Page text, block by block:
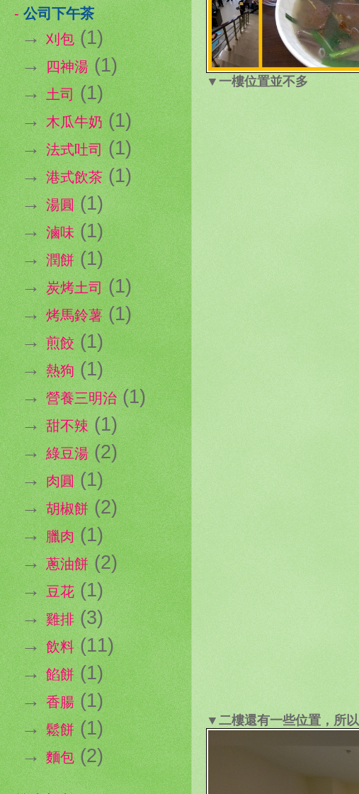
▼一樓位置並不多
▼二樓還有一些位置，所
-公司下午茶
→刈包(1)
→四神湯(1)
→土司(1)
→木瓜牛奶(1)
→法式吐司(1)
→港式飲茶(1)
→湯圓(1)
→滷味(1)
→潤餅(1)
→炭烤土司(1)
→烤馬鈴薯(1)
→煎餃(1)
→熱狗(1)
→營養三明治(1)
→甜不辣(1)
→綠豆湯(2)
→肉圓(1)
→胡椒餅(2)
→臘肉(1)
→蔥油餅(2)
→豆花(1)
→雞排(3)
→飲料(11)
→餡餅(1)
→香腸(1)
→鬆餅(1)
→麵包(2)